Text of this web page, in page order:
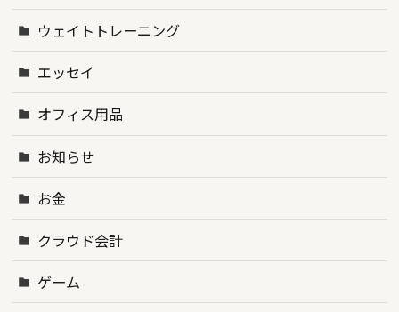
ウェイトトレーニング
エッセイ
オフィス用品
お知らせ
お金
クラウド会計
ゲーム